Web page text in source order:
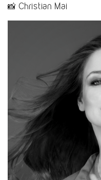
📸 Christian Mai